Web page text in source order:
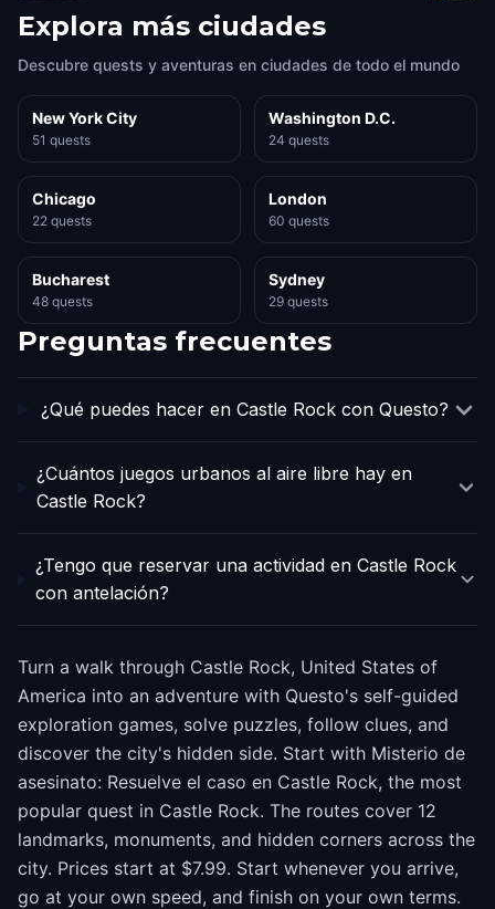
Explora más ciudades
Descubre quests y aventuras en ciudades de todo el mundo
New York City
51 quests
Washington D.C.
24 quests
Chicago
22 quests
London
60 quests
Bucharest
48 quests
Sydney
29 quests
Preguntas frecuentes
¿Qué puedes hacer en Castle Rock con Questo?
¿Cuántos juegos urbanos al aire libre hay en
Castle Rock?
¿Tengo que reservar una actividad en Castle Rock
con antelación?
Turn a walk through Castle Rock, United States of
America into an adventure with Questo's self-guided
exploration games, solve puzzles, follow clues, and
discover the city's hidden side. Start with Misterio de
asesinato: Resuelve el caso en Castle Rock, the most
popular quest in Castle Rock. The routes cover 12
landmarks, monuments, and hidden corners across the
city. Prices start at $7.99. Start whenever you arrive,
go at your own speed, and finish on your own terms.